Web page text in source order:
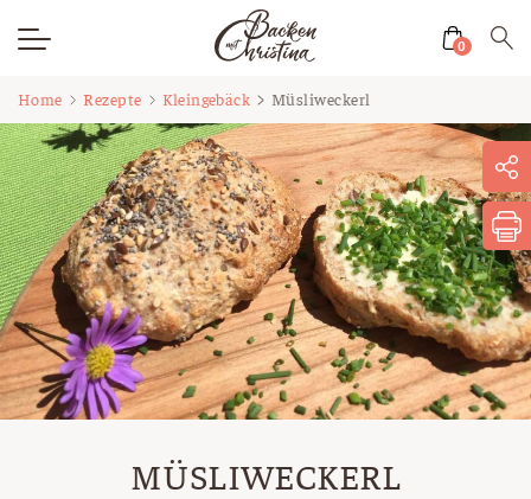
springen
0
Home Rezepte Kleingebäck Müsliweckerl
MÜSLIWECKERL